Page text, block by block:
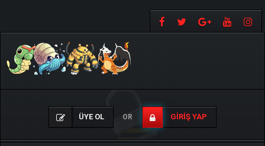
ÜYE OL OR GIRIŞ YAP